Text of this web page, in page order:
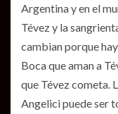
Argentina y en el
Tévez y la
cambian porque
Boca que aman a
que Tévez cometa.
Angelici puede ser